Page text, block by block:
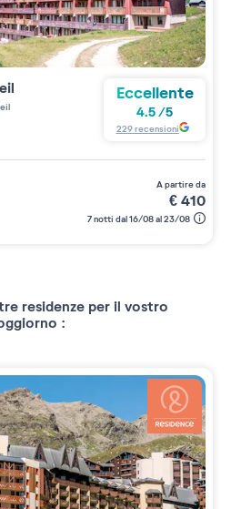
Eccellente
4.5/5
229recensioni
a partire da
€410
7 notti dal 16/08 al 23/08
residenze per il vostro
: